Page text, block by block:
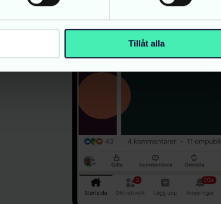
Tillåt alla